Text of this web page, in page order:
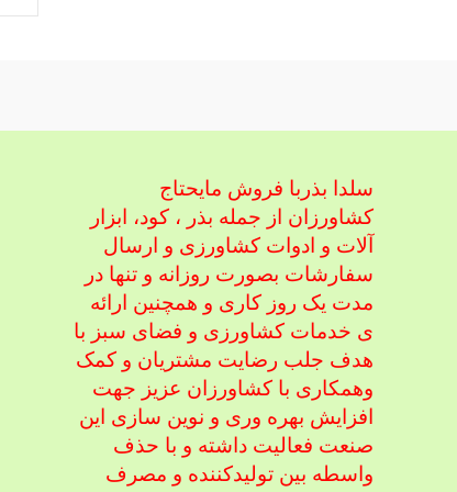
سلدا بذربا فروش مایحتاج
کشاورزان از جمله بذر ، کود، ابزار
آلات و ادوات کشاورزی و ارسال
سفارشات بصورت روزانه و تنها در
مدت یک روز کاری و همچنین ارائه
ی خدمات کشاورزی و فضای سبز با
هدف جلب رضایت مشتریان و کمک
وهمکاری با کشاورزان عزیز جهت
افزایش بهره وری و نوین سازی این
صنعت فعالیت داشته و با حذف
واسطه بین تولیدکننده و مصرف